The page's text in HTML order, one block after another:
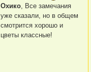
Охико, Все замечания
уже сказали, но в общем
смотрится хорошо и
цветы классные!